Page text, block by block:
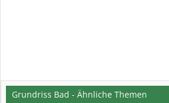
Grundriss Bad - Ähnliche Themen